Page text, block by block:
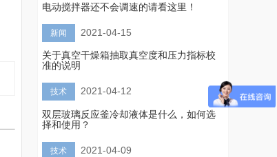
电动搅拌器还不会调速的请看这里！
新闻 2021-04-15
关于真空干燥箱抽取真空度和压力指标校
准的说明
技术 2021-04-12
双层玻璃反应釜冷却液体是什么，如何选
择和使用？
技术 2021-04-09